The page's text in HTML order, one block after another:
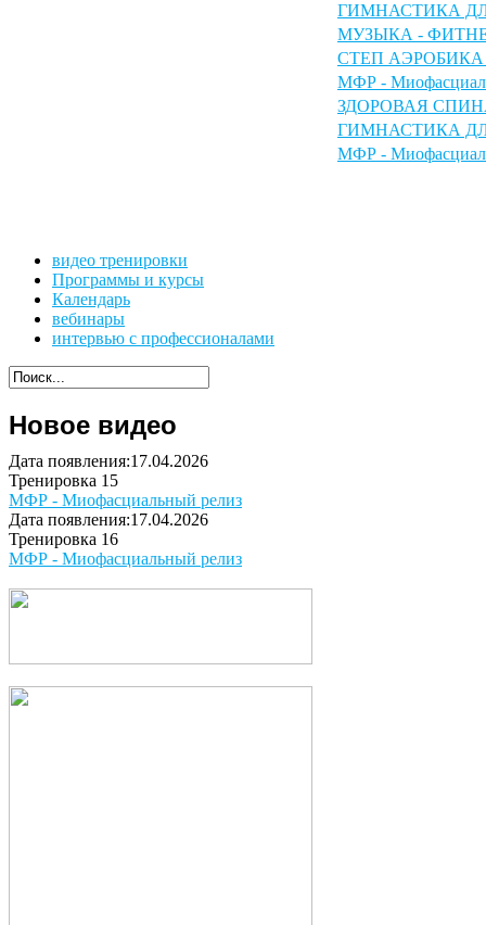
ГИМНАСТИКА
МУЗЫКА -
СТЕП АЭРОБИКА
МФР -
ЗДОРОВАЯ
ГИМНАСТИКА
МФР -
видео тренировки
Программы и курсы
Календарь
вебинары
интервью с профессионалами
Новое видео
Дата появления:17.04.2026
Тренировка 15
МФР - Миофасциальный релиз
Дата появления:17.04.2026
Тренировка 16
МФР - Миофасциальный релиз